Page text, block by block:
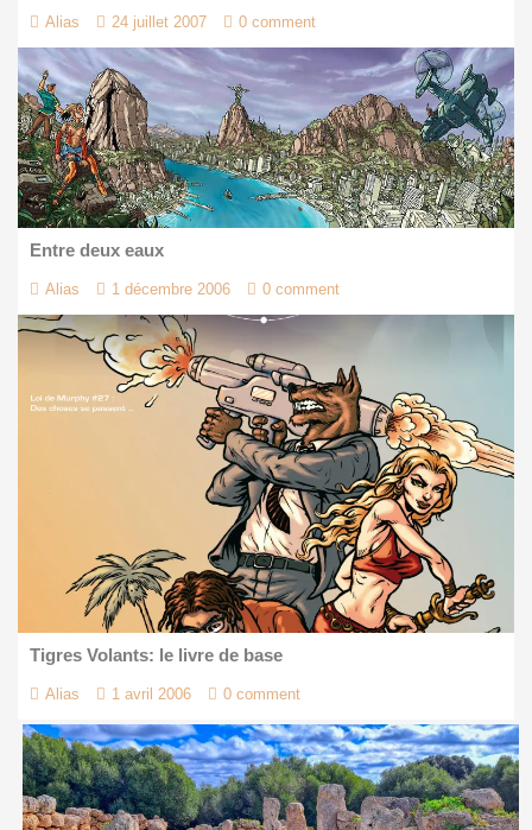
Alias 24 juillet 2007 0 comment
Entre deux eaux
Alias 1 décembre 2006 0 comment
Tigres Volants: le livre de base
Alias 1 avril 2006 0 comment